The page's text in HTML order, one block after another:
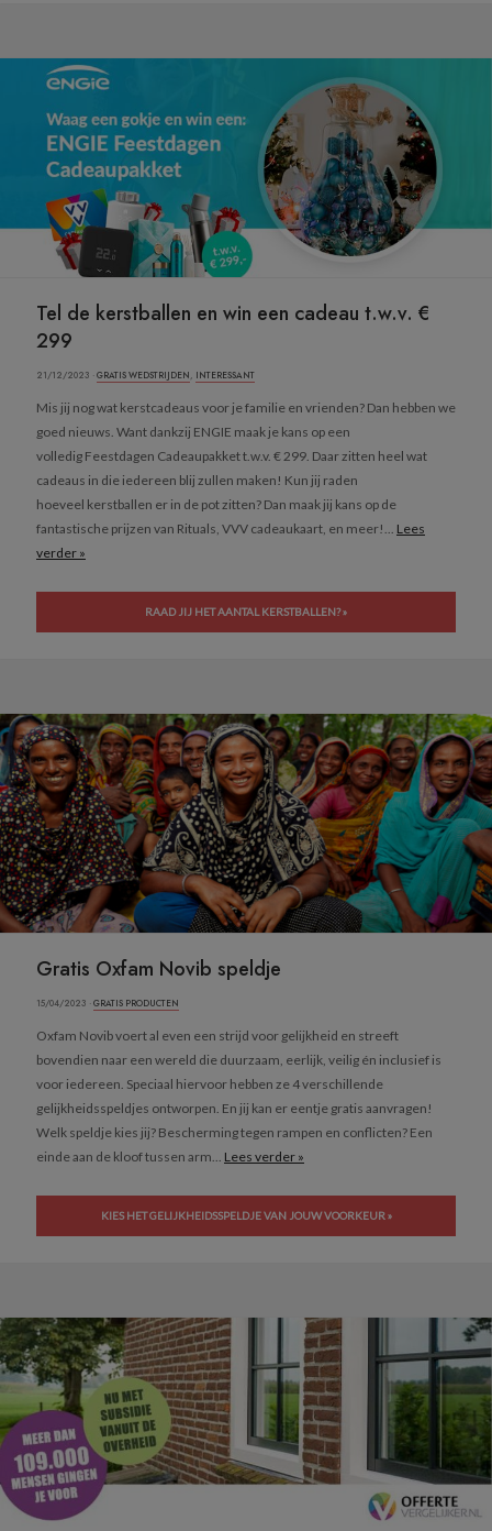
Tel de kerstballen en win een cadeau t.w.v. €
299
21/12/2023 ·GRATIS WEDSTRIJDEN, INTERESSANT
Mis jij nog wat kerstcadeaus voor je familie en vrienden? Dan hebben we
goed nieuws. Want dankzij ENGIE maak je kans op een
volledig Feestdagen Cadeaupakket t.w.v. € 299. Daar zitten heel wat
cadeaus in die iedereen blij zullen maken! Kun jij raden
hoeveel kerstballen er in de pot zitten? Dan maak jij kans op de
fantastische prijzen van Rituals, VVV cadeaukaart, en meer!... Lees
verder »
RAAD JIJ HET AANTAL KERSTBALLEN? »
Gratis Oxfam Novib speldje
15/04/2023 ·GRATIS PRODUCTEN
Oxfam Novib voert al even een strijd voor gelijkheid en streeft
bovendien naar een wereld die duurzaam, eerlijk, veilig én inclusief is
voor iedereen. Speciaal hiervoor hebben ze 4 verschillende
gelijkheidsspeldjes ontworpen. En jij kan er eentje gratis aanvragen!
Welk speldje kies jij? Bescherming tegen rampen en conflicten? Een
einde aan de kloof tussen arm... Lees verder »
KIES HET GELIJKHEIDSSPELDJE VAN JOUW VOORKEUR »